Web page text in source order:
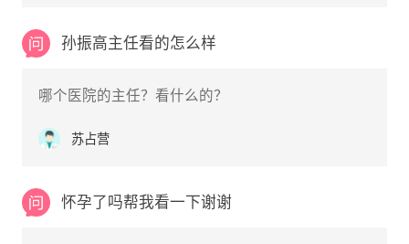
起类似月经的出血。
孙振高主任看的怎么样
哪个医院的主任？看什么的？
苏占营
怀孕了吗帮我看一下谢谢